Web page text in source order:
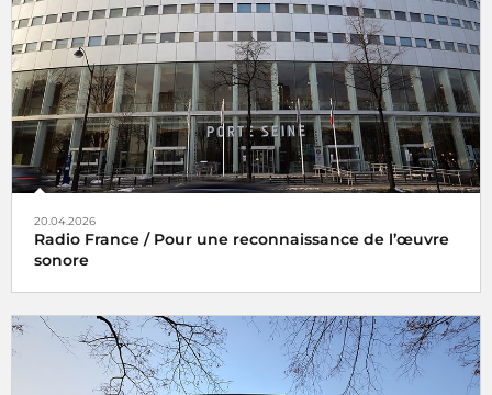
20.04.2026
Radio France / Pour une reconnaissance de l’œuvre
sonore